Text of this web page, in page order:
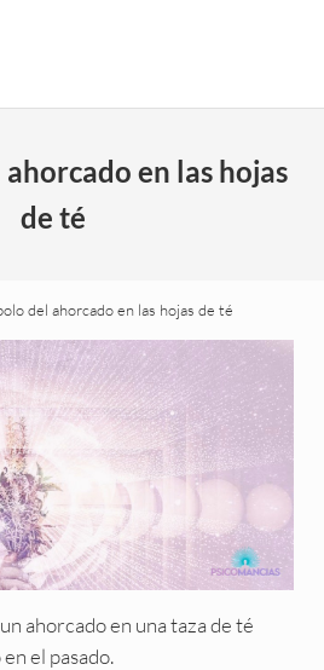
en las hojas
de té
del ahorcado en las hojas de té
ahorcado en una taza de té
el pasado.